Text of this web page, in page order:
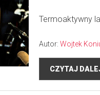
Termoaktywny
Autor: Wojtek
CZYTAJ